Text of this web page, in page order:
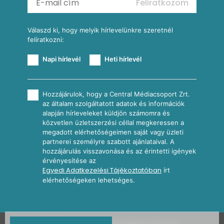
Feliratkozom
Válaszd ki, hogy melyik hírlevelünkre szeretnél
felíratkozni:
Napi hírlevél Heti hírlevél
Hozzájárulok, hogy a Central Médiacsoport Zrt.
az általam szolgáltatott adatok és információk
alapján hírleveleket küldjön számomra és
közvetlen üzletszerzési céllal megkeressen a
megadott elérhetőségeimen saját vagy üzleti
partnerei személyre szabott ajánlataival. A
hozzájárulás visszavonása és az érintetti igények
érvényesítése az
Egyedi Adatkezelési Tájékoztatóban írt
elérhetőségeken lehetséges.